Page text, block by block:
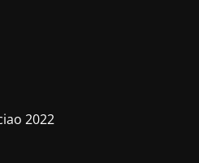
2022